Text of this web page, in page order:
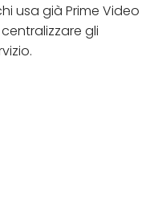
usa già Prime Video
gli